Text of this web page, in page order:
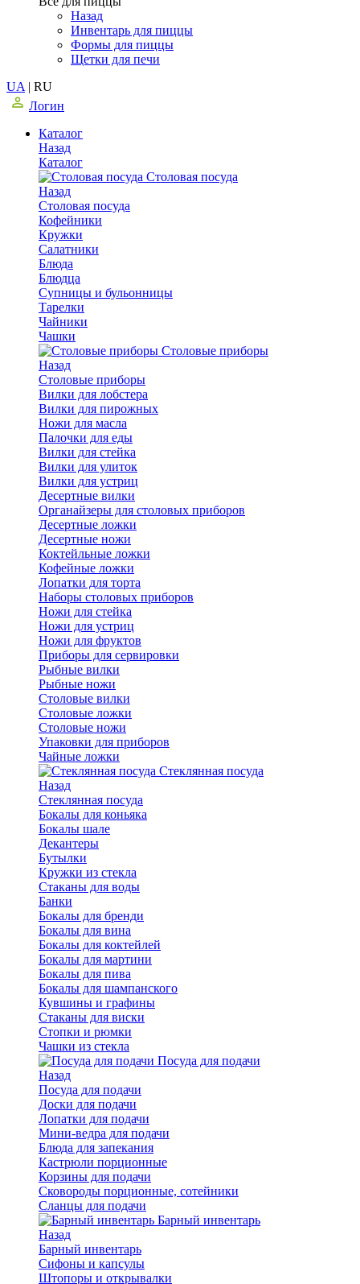
Назад
Инвентарь для пиццы
Формы для пиццы
Щетки для печи
UA | RU
Логин
Каталог
Назад
Каталог
Столовая посуда
Назад
Столовая посуда
Кофейники
Кружки
Салатники
Блюда
Блюдца
Супницы и бульонницы
Тарелки
Чайники
Чашки
Cтоловые приборы
Назад
Cтоловые приборы
Вилки для лобстера
Вилки для пирожных
Ножи для масла
Палочки для еды
Вилки для стейка
Вилки для улиток
Вилки для устриц
Десертные вилки
Органайзеры для столовых приборов
Десертные ложки
Десертные ножи
Коктейльные ложки
Кофейные ложки
Лопатки для торта
Наборы столовых приборов
Ножи для стейка
Ножи для устриц
Ножи для фруктов
Приборы для сервировки
Рыбные вилки
Рыбные ножи
Столовые вилки
Столовые ложки
Столовые ножи
Упаковки для приборов
Чайные ложки
Стеклянная посуда
Назад
Стеклянная посуда
Бокалы для коньяка
Бокалы шале
Декантеры
Бутылки
Кружки из стекла
Стаканы для воды
Банки
Бокалы для бренди
Бокалы для вина
Бокалы для коктейлей
Бокалы для мартини
Бокалы для пива
Бокалы для шампанского
Кувшины и графины
Стаканы для виски
Стопки и рюмки
Чашки из стекла
Посуда для подачи
Назад
Посуда для подачи
Доски для подачи
Лопатки для подачи
Мини-ведра для подачи
Блюда для запекания
Кастрюли порционные
Корзины для подачи
Сковороды порционные, сотейники
Сланцы для подачи
Барный инвентарь
Назад
Барный инвентарь
Сифоны и капсулы
Штопоры и открывалки